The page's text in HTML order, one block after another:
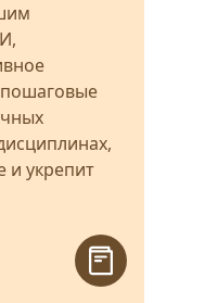
пошаговые
и укрепит